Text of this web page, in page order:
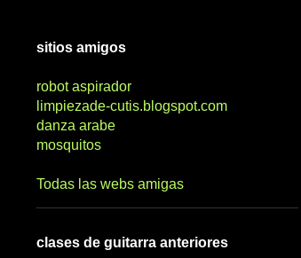
sitios amigos
robot aspirador
limpiezade-cutis.blogspot.com
danza arabe
mosquitos
Todas las webs amigas
clases de guitarra anteriores